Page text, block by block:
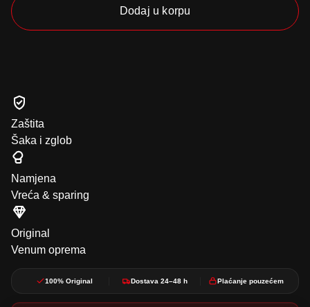
Dodaj u korpu
Zaštita
Šaka i zglob
Namjena
Vreća & sparing
Original
Venum oprema
100% Original Dostava 24–48 h Plaćanje pouzećem